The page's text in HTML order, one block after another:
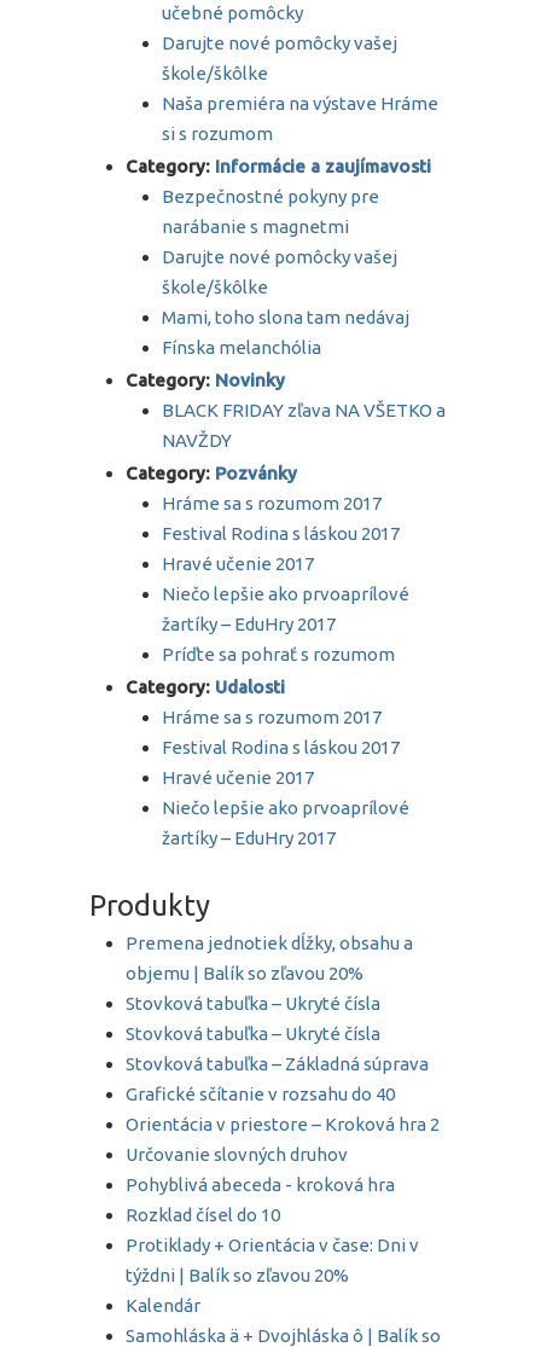
učebné pomôcky
Darujte nové pomôcky vašej
škole/škôlke
Naša premiéra na výstave Hráme
si s rozumom
Category: Informácie a zaujímavosti
Bezpečnostné pokyny pre
narábanie s magnetmi
Darujte nové pomôcky vašej
škole/škôlke
Mami, toho slona tam nedávaj
Fínska melanchólia
Category: Novinky
BLACK FRIDAY zľava NA VŠETKO a
NAVŽDY
Category: Pozvánky
Hráme sa s rozumom 2017
Festival Rodina s láskou 2017
Hravé učenie 2017
Niečo lepšie ako prvoaprílové
žartíky – EduHry 2017
Príďte sa pohrať s rozumom
Category: Udalosti
Hráme sa s rozumom 2017
Festival Rodina s láskou 2017
Hravé učenie 2017
Niečo lepšie ako prvoaprílové
žartíky – EduHry 2017
Produkty
Premena jednotiek dĺžky, obsahu a
objemu | Balík so zľavou 20%
Stovková tabuľka – Ukryté čísla
Stovková tabuľka – Ukryté čísla
Stovková tabuľka – Základná súprava
Grafické sčítanie v rozsahu do 40
Orientácia v priestore – Kroková hra 2
Určovanie slovných druhov
Pohyblivá abeceda - kroková hra
Rozklad čísel do 10
Protiklady + Orientácia v čase: Dni v
týždni | Balík so zľavou 20%
Kalendár
Samohláska ä + Dvojhláska ô | Balík so